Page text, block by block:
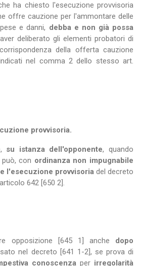
ha chiesto l'esecuzione provvisoria
offre cauzione per l'ammontare delle
e danni, debba e non già possa
deliberato gli elementi probatori di
della offerta cauzione
nel comma 2 dello stesso art.
provvisoria.
su istanza dell'opponente, quando
può, con ordinanza non impugnabile
l'esecuzione provvisoria del decreto
642 [650 2].
opposizione [645 1] anche dopo
nel decreto [641 1-2], se prova di
conoscenza per irregolarità